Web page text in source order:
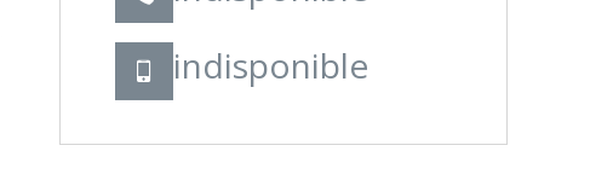
indisponible